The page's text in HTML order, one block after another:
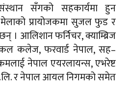
सँगको सहकार्यमा हुन
प्रायोजकमा सुजल फुड र
। आलिशान फर्निचर, क्याम्ब्रिज
कलेज, फरवार्ड नेपाल, सह–
नेपाल एयरलायन्स, एभरेष्ट
र नेपाल आयल निगमको समेत